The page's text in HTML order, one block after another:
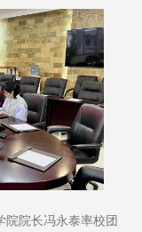
院院长冯永泰率校团